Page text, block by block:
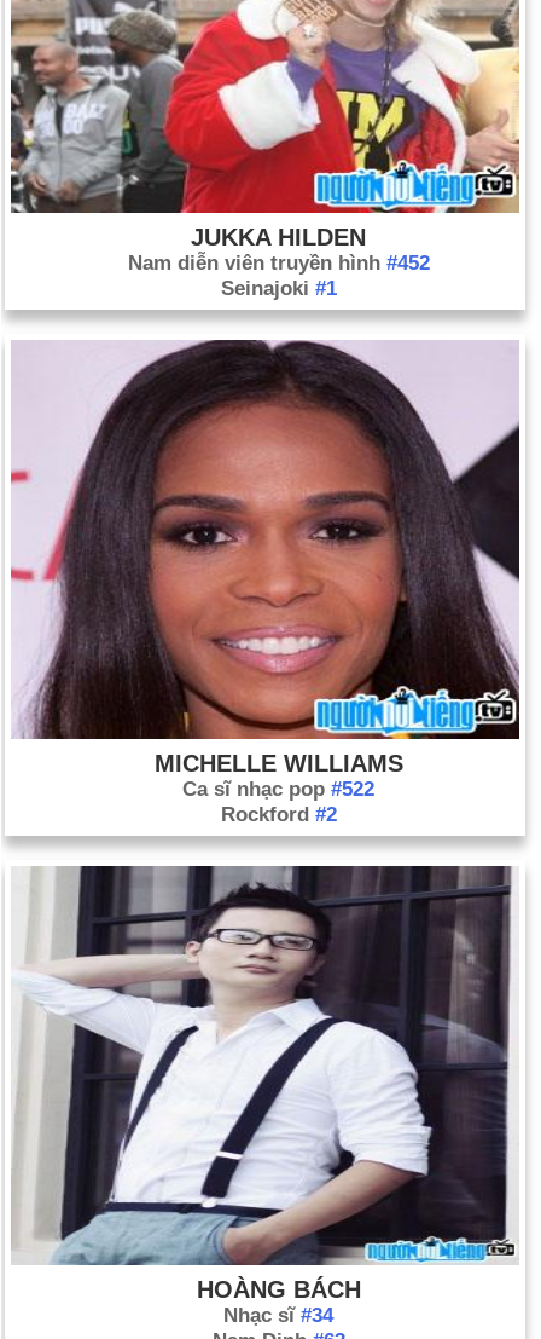
JUKKA HILDEN
Nam diễn viên truyền hình #452
Seinajoki #1
MICHELLE WILLIAMS
Ca sĩ nhạc pop #522
Rockford #2
HOÀNG BÁCH
Nhạc sĩ #34